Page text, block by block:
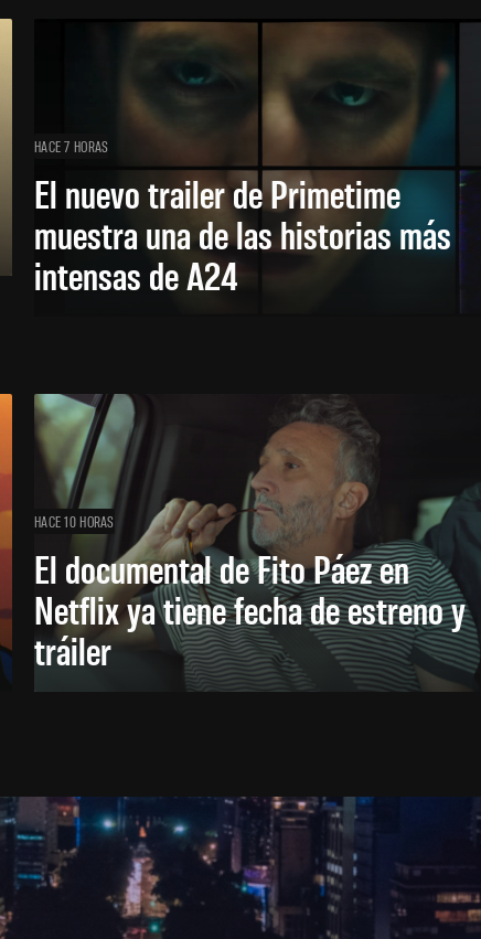
HACE 7 HORAS
El nuevo trailer de Primetime
muestra una de las historias más
intensas de A24
HACE 10 HORAS
El documental de Fito Páez en
Netflix ya tiene fecha de estreno y
tráiler